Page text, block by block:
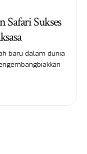
Safari Sukses
baru dalam dunia